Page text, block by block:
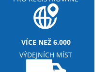
VÍCE NEŽ 6.000
VÝDEJNÍCH MÍST